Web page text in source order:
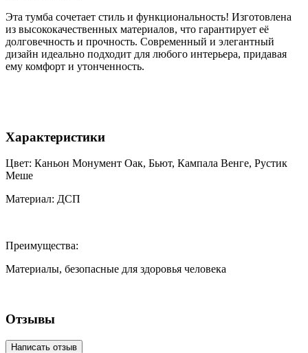
Эта тумба сочетает стиль и функциональность! Изготовлена
из высококачественных материалов, что гарантирует её
долговечность и прочность. Современный и элегантный
дизайн идеально подходит для любого интерьера, придавая
ему комфорт и утонченность.
Характеристики
Цвет: Каньон Монумент Оак, Бьют, Кампала Венге, Рустик
Меше
Материал: ДСП
Преимущества:
Материалы, безопасные для здоровья человека
Отзывы
Написать отзыв